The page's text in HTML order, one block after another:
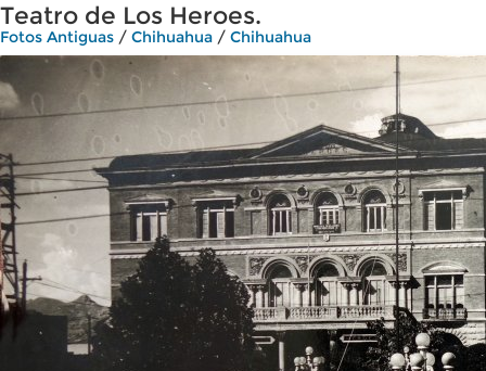
Teatro de Los Heroes.
Fotos Antiguas / Chihuahua / Chihuahua